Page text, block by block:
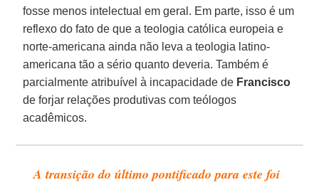
fosse menos intelectual em geral. Em parte, isso é um
reflexo do fato de que a teologia católica europeia e
norte-americana ainda não leva a teologia latino-
americana tão a sério quanto deveria. Também é
parcialmente atribuível à incapacidade de Francisco
de forjar relações produtivas com teólogos
acadêmicos.
A transição do último pontificado para este foi